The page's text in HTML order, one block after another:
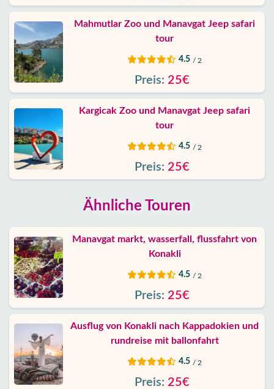
Mahmutlar Zoo und Manavgat Jeep safari
tour
4.5 / 2
Preis: 25€
Kargicak Zoo und Manavgat Jeep safari
tour
4.5 / 2
Preis: 25€
Ähnliche Touren
Manavgat markt, wasserfall, flussfahrt von
Konakli
4.5 / 2
Preis: 25€
Ausflug von Konakli nach Kappadokien und
rundreise mit ballonfahrt
4.5 / 2
Preis: 25€